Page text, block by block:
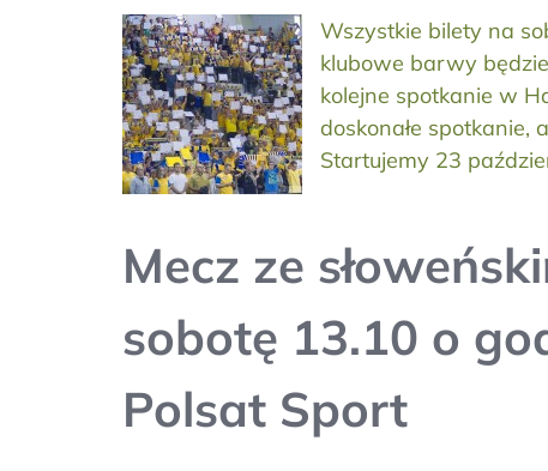
Wszystkie bilety na
klubowe barwy
kolejne spotkanie w
doskonałe spotkanie,
Startujemy 23
Mecz ze
sobotę 13.10 o
Polsat Sport